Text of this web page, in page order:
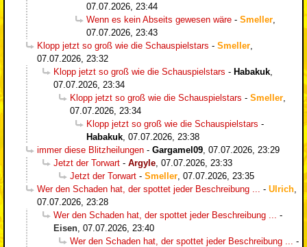
07.07.2026, 23:44
Wenn es kein Abseits gewesen wäre - Smeller
07.07.2026, 23:43
Klopp jetzt so groß wie die Schauspielstars - Smeller
07.07.2026, 23:32
Klopp jetzt so groß wie die Schauspielstars - Habakuk
07.07.2026, 23:34
Klopp jetzt so groß wie die Schauspielstars - Smeller
07.07.2026, 23:34
Klopp jetzt so groß wie die Schauspielstars -
Habakuk 07.07.2026, 23:38
immer diese Blitzheilungen - Gargamel09 07.07.2026, 23:29
Jetzt der Torwart - Argyle 07.07.2026, 23:33
Jetzt der Torwart - Smeller 07.07.2026, 23:35
Wer den Schaden hat, der spottet jeder Beschreibung ...
- Ulrich
07.07.2026, 23:28
Wer den Schaden hat, der spottet jeder Beschreibung ...
-
Eisen 07.07.2026, 23:40
Wer den Schaden hat, der spottet jeder Beschreibung ...
-